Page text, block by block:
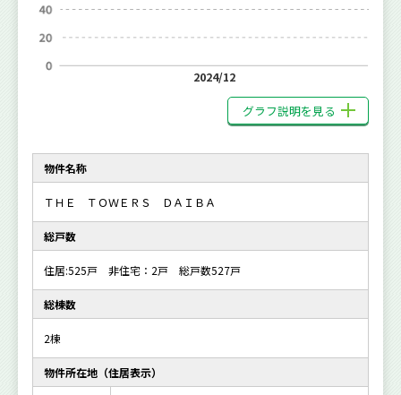
2024/12
グラフ説明を見る
物件名称
ＴＨＥ ＴＯＷＥＲＳ ＤＡＩＢＡ
総戸数
住居:525戸 非住宅：2戸 総戸数527戸
総棟数
2棟
物件所在地（住居表示）